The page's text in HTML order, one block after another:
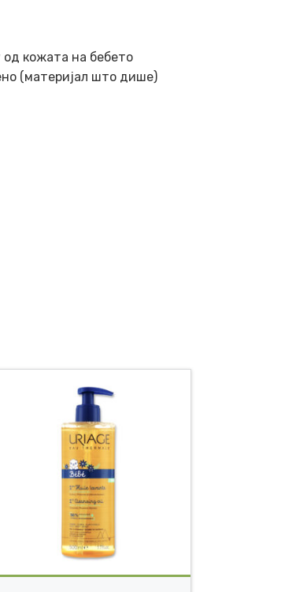
од кожата на бебето
(материјал што дише)